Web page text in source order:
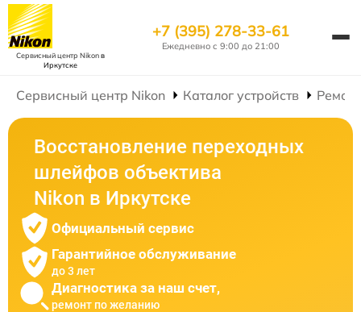
Сервисный центр Nikonв
Иркутске
+7 (395) 278-33-61
Ежедневно с 9:00 до 21:00
Сервисный центр Nikon Каталог устройств
Восстановление переходных
шлейфов объектива
Nikon в Иркутске
Официальный сервис
Гарантийное обслуживание
до 3 лет
Диагностика за наш счет,
ремонт по желанию